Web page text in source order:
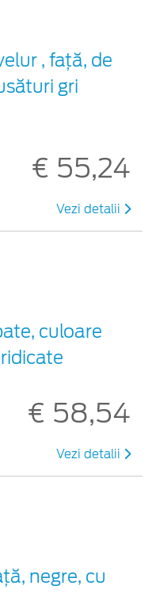
, față, de
gri
€ 55,24
Vezi detalii
culoare
€ 58,54
Vezi detalii
negre, cu